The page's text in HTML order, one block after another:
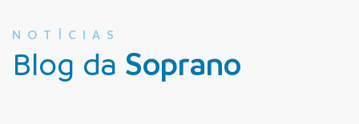
NOTÍCIAS
Blog da Soprano